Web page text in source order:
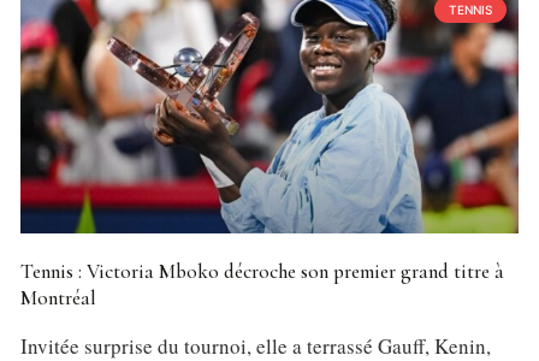
TENNIS
Tennis : Victoria Mboko décroche son premier grand titre à
Montréal
Invitée surprise du tournoi, elle a terrassé Gauff, Kenin,